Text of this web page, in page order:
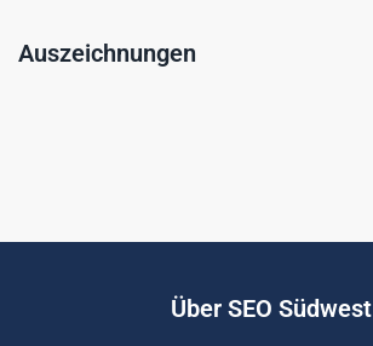
Auszeichnungen
Über SEO Südwest